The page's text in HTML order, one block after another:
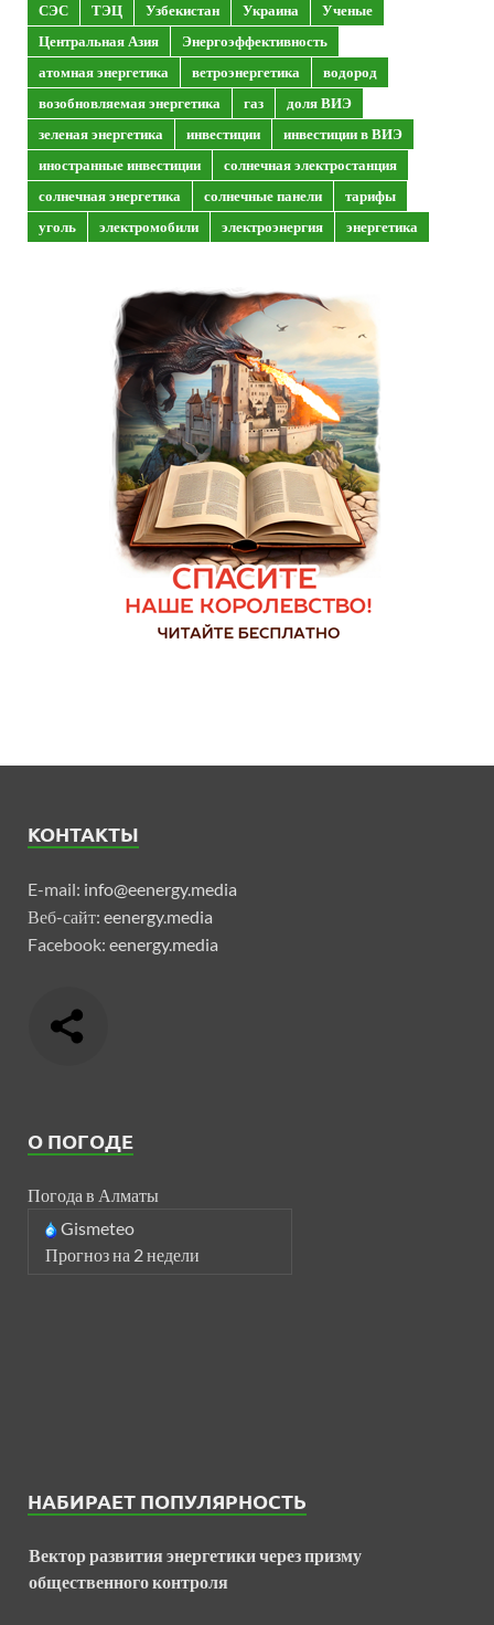
СЭС
ТЭЦ Узбекистан Украина
Ученые
Центральная Азия
Энергоэффективность
атомная энергетика
ветроэнергетика
водород
возобновляемая энергетика
газ
доля ВИЭ
зеленая энергетика
инвестиции
инвестиции в ВИЭ
иностранные инвестиции
солнечная электростанция
солнечная энергетика
солнечные панели
тарифы
уголь
электромобили электроэнергия энергетика
КОНТАКТЫ
E-mail: info@eenergy.media
Веб-сайт: eenergy.media
Facebook: eenergy.media
О ПОГОДЕ
Погода в Алматы
Gismeteo
Прогноз на 2 недели
НАБИРАЕТ ПОПУЛЯРНОСТЬ
Вектор развития энергетики через призму
общественного контроля